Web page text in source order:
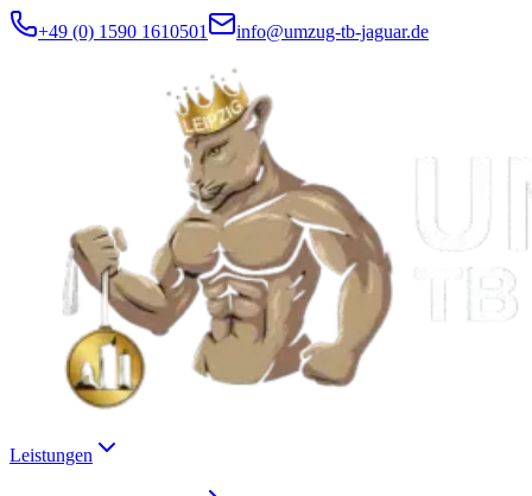
+49 (0) 1590 1610501 info@umzug-tb-jaguar.de
Leistungen